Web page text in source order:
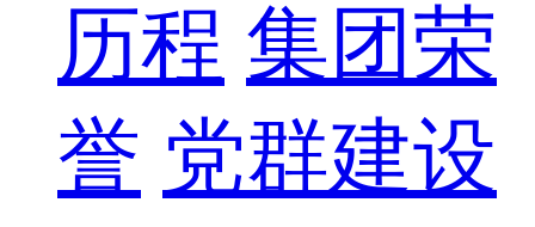
历程 集团荣
誉 党群建设